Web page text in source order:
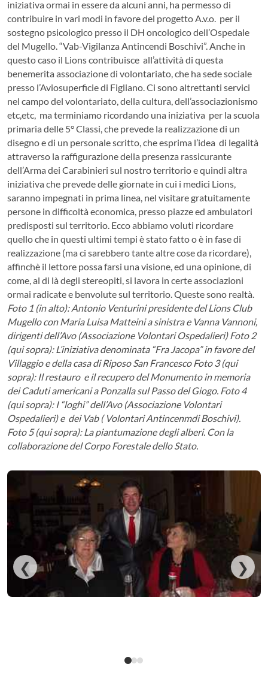
iniziativa ormai in essere da alcuni anni, ha permesso di
contribuire in vari modi in favore del progetto A.v.o. per il
sostegno psicologico presso il DH oncologico dell’Ospedale
del Mugello. “Vab-Vigilanza Antincendi Boschivi”. Anche in
questo caso il Lions contribuisce all’attività di questa
benemerita associazione di volontariato, che ha sede sociale
presso l’Aviosuperficie di Figliano. Ci sono altrettanti servici
nel campo del volontariato, della cultura, dell’associazionismo
etc,etc, ma terminiamo ricordando una iniziativa per la scuola
primaria delle 5° Classi, che prevede la realizzazione di un
disegno e di un personale scritto, che esprima l’idea di legalità
attraverso la raffigurazione della presenza rassicurante
dell’Arma dei Carabinieri sul nostro territorio e quindi altra
iniziativa che prevede delle giornate in cui i medici Lions,
saranno impegnati in prima linea, nel visitare gratuitamente
persone in difficoltà economica, presso piazze ed ambulatori
predisposti sul territorio. Ecco abbiamo voluti ricordare
quello che in questi ultimi tempi è stato fatto o è in fase di
realizzazione (ma ci sarebbero tante altre cose da ricordare),
affinchè il lettore possa farsi una visione, ed una opinione, di
come, al di là degli stereopiti, si lavora in certe associazioni
ormai radicate e benvolute sul territorio. Queste sono realtà.
Foto 1 (in alto): Antonio Venturini presidente del Lions Club
Mugello con Maria Luisa Matteini a sinistra e Vanna Vannoni,
dirigenti dell’Avo (Associazione Volontari Ospedalieri) Foto 2
(qui sopra): L’iniziativa denominata “Fra Jacopa” in favore del
Villaggio e della casa di Riposo San Francesco Foto 3 (qui
sopra): Il restauro e il recupero del Monumento in memoria
dei Caduti americani a Ponzalla sul Passo del Giogo. Foto 4
(qui sopra): I “loghi” dell’Avo (Associazione Volontari
Ospedalieri) e dei Vab ( Volontari Antincenmdi Boschivi).
Foto 5 (qui sopra): La piantumazione degli alberi. Con la
collaborazione del Corpo Forestale dello Stato.
❮ ❯